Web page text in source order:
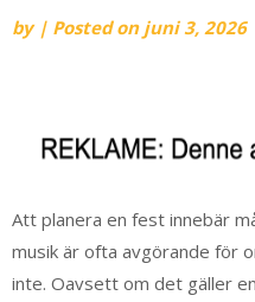
by | Posted on juni 3, 2026
Att planera en fest innebär
musik är ofta avgörande för
inte. Oavsett om det gäller